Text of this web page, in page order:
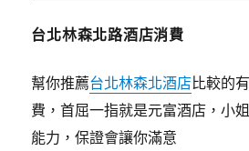
台北林森北路酒店消費
幫你推薦台北林森北酒店比較的
費，首屈一指就是元富酒店，小
能力，保證會讓你滿意